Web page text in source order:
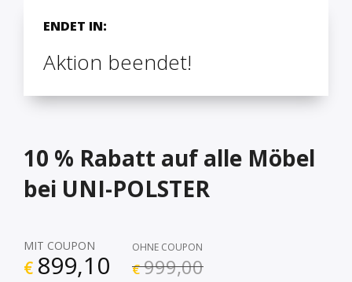
ENDET IN:
Aktion beendet!
10 % Rabatt auf alle Möbel
bei UNI-POLSTER
MIT COUPON
€ 899,10
OHNE COUPON
€ 999,00